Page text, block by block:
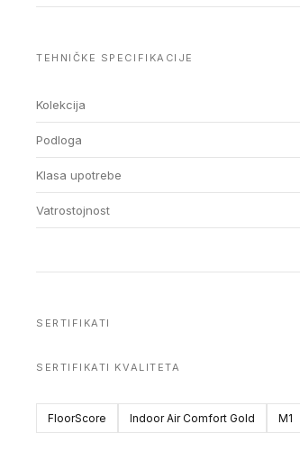
TEHNIČKE SPECIFIKACIJE
Kolekcija
Podloga
Klasa upotrebe
Vatrostojnost
SERTIFIKATI
SERTIFIKATI KVALITETA
FloorScore Indoor Air Comfort Gold M1